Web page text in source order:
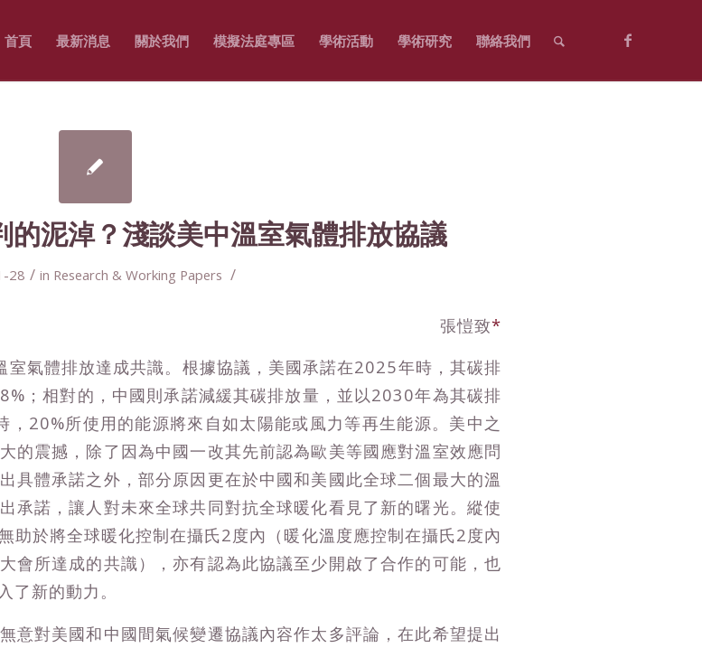
首頁 最新消息 關於我們 模擬法庭專區 學術活動 學術研究 聯絡我們
的泥淖？淺談美中溫室氣體排放協議
28 / in Research & Working Papers /
張愷致*
室氣體排放達成共識。根據協議，美國承諾在2025年時，其碳排
；相對的，中國則承諾減緩其碳排放量，並以2030年為其碳排
20%所使用的能源將來自如太陽能或風力等再生能源。美中之
的震撼，除了因為中國一改其先前認為歐美等國應對溫室效應問
具體承諾之外，部分原因更在於中國和美國此全球二個最大的溫
承諾，讓人對未來全球共同對抗全球暖化看見了新的曙光。縱使
助於將全球暖化控制在攝氏2度內（暖化溫度應控制在攝氏2度內
會所達成的共識），亦有認為此協議至少開啟了合作的可能，也
新的動力。
意對美國和中國間氣候變遷協議內容作太多評論，在此希望提出